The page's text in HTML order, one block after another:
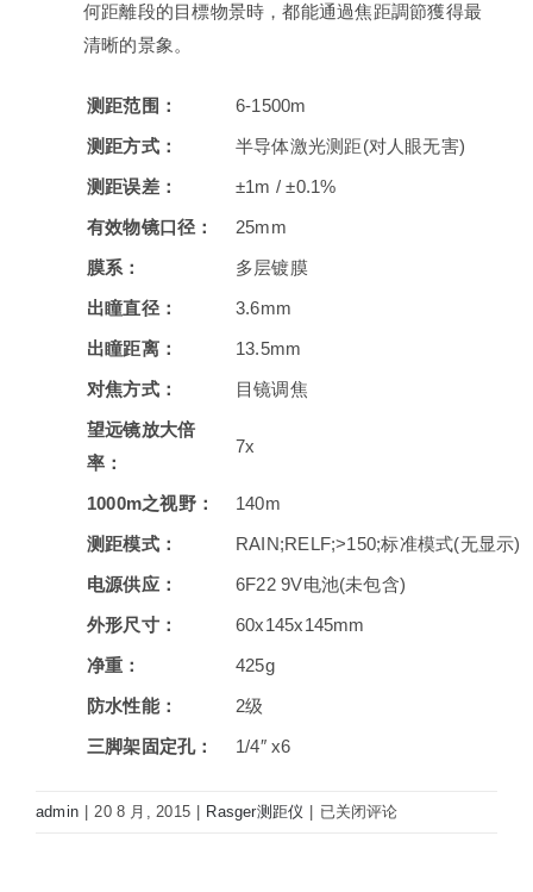
何距離段的目標物景時，都能通過焦距調節獲得最
清晰的景象。
测距范围：
6-1500m
测距方式：
半导体激光测距(对人眼无害)
测距误差：
±1m / ±0.1%
有效物镜口径：
25mm
膜系：
多层镀膜
出瞳直径：
3.6mm
出瞳距离：
13.5mm
对焦方式：
目镜调焦
望远镜放大倍
率：
7x
1000m之视野：
140m
测距模式：
RAIN;RELF;>150;标准模式(无显示)
电源供应：
6F22 9V电池(未包含)
外形尺寸：
60x145x145mm
净重：
425g
防水性能：
2级
三脚架固定孔：
1/4″ x6
admin 20 8 月, 2015 Rasger测距仪
镭
已关闭评论